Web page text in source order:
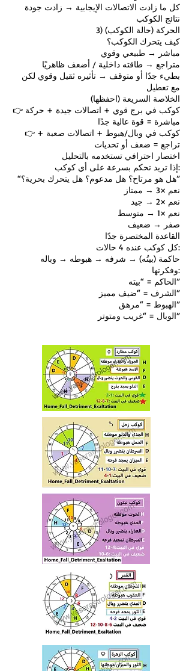
كل ما زادت الاتصالات الإيجابية → زادت جودة
نتائج الكوكب
3) الحركة (حالة الكوكب)
كيف يتحرك الكوكب؟
مباشر → طبيعي وقوي
متراجع → طاقته داخلية / أضعف ظاهريًا
بطيء جدًا أو متوقف → تأثيره ثقيل وقوي لكن
مع تعطيل
الخلاصة السريعة (احفظها)
👉 كوكب في برج قوي + اتصالات جيدة + حركة
مباشرة = قوة عالية جدًا
👉 كوكب في وبال/هبوط + اتصالات صعبة +
تراجع = ضعف أو تحديات
اختصار احترافي تستخدمه بالتحليل
إذا تريد تحكم بسرعة على أي كوكب:
“هل هو مرتاح؟ هل مدعوم؟ هل يتحرك بحرية؟”
نعم ×3 → ممتاز
نعم ×2 → جيد
نعم ×1 → متوسط
صفر → ضعيف
القاعدة المختصرة جدًا
كل كوكب عنده 4 حالات:
حاكمة (بيتُه) → شرفه → هبوطه → وباله
وفكرتها:
الحاكم = “بيته”
الشرف = “ضيف مميز”
الهبوط = “مرهق”
الوبال = “غريب ومتوتر”